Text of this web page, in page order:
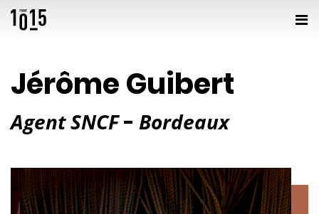
Jérôme Guibert
Agent SNCF- Bordeaux